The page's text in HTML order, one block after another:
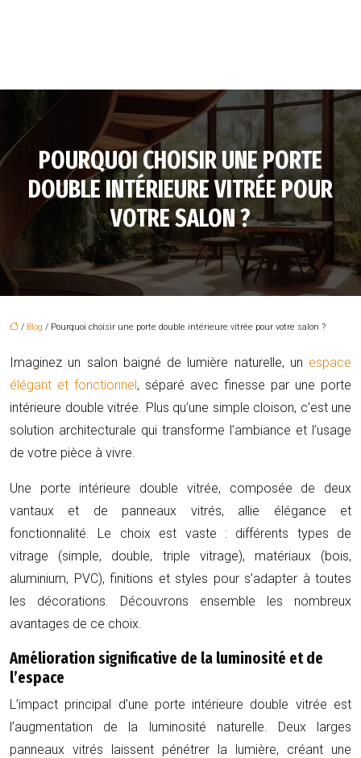
POURQUOI CHOISIR UNE PORTE
DOUBLE INTÉRIEURE VITRÉE POUR
VOTRE SALON ?
/ Blog / Pourquoi choisir une porte double intérieure vitrée pour votre salon ?
Imaginez un salon baigné de lumière naturelle, un espace
élégant et fonctionnel, séparé avec finesse par une porte
intérieure double vitrée. Plus qu’une simple cloison, c’est une
solution architecturale qui transforme l’ambiance et l’usage
de votre pièce à vivre.
Une porte intérieure double vitrée, composée de deux
vantaux et de panneaux vitrés, allie élégance et
fonctionnalité. Le choix est vaste : différents types de
vitrage (simple, double, triple vitrage), matériaux (bois,
aluminium, PVC), finitions et styles pour s’adapter à toutes
les décorations. Découvrons ensemble les nombreux
avantages de ce choix.
Amélioration significative de la luminosité et de
l’espace
L’impact principal d’une porte intérieure double vitrée est
l’augmentation de la luminosité naturelle. Deux larges
panneaux vitrés laissent pénétrer la lumière, créant une